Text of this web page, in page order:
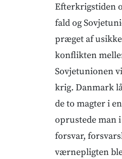
Efterkrigstiden
fald og
præget af
konflikten
Sovjetunionen
krig. Danmark
de to magter i
oprustede man
forsvar,
værnepligten